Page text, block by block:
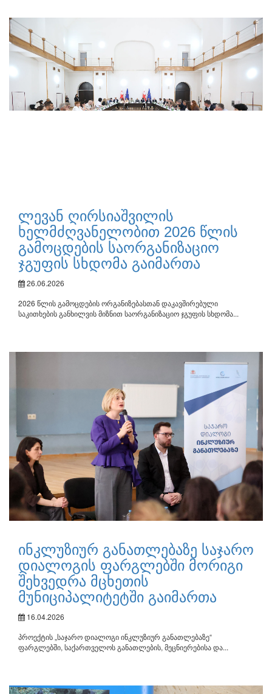
ლევან ღირსიაშვილის
ხელმძღვანელობით 2026 წლის
გამოცდების საორგანიზაციო
ჯგუფის სხდომა გაიმართა
26.06.2026
2026 წლის გამოცდების ორგანიზებასთან დაკავშირებული
საკითხების განხილვის მიზნით საორგანიზაციო ჯგუფის სხდომა...
ინკლუზიურ განათლებაზე საჯარო
დიალოგის ფარგლებში მორიგი
შეხვედრა მცხეთის
მუნიციპალიტეტში გაიმართა
16.04.2026
პროექტის „საჯარო დიალოგი ინკლუზიურ განათლებაზე“
ფარგლებში, საქართველოს განათლების, მეცნიერებისა და...